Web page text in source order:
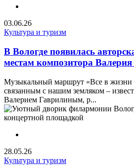
03.06.26
Культура и туризм
В Вологде появилась
местам композитора
Музыкальный маршрут «Все в жизни
связанным с нашим земляком –
Валерием Гаврилиным, р...
28.05.26
Культура и туризм